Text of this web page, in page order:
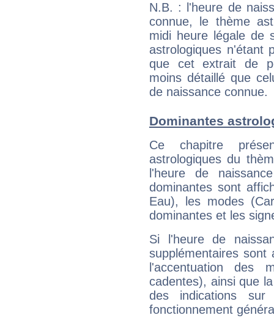
N.B. : l'heure de
connue, le thème
midi heure légale de
astrologiques n'étant
que cet extrait de
moins détaillé que
de naissance connue.
Dominantes
Ce chapitre
astrologiques du
l'heure de
dominantes sont
Eau), les modes
dominantes et les
Si l'heure de
supplémentaires sont
l'accentuation des
cadentes), ainsi que
des indications sur
fonctionnement